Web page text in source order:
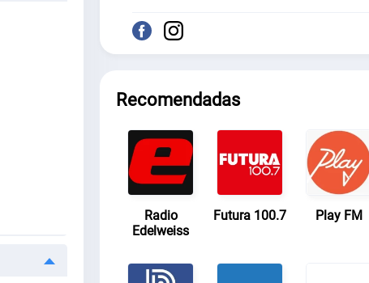
Recomendadas
Radio
Edelweiss
Futura 100.7 Play FM